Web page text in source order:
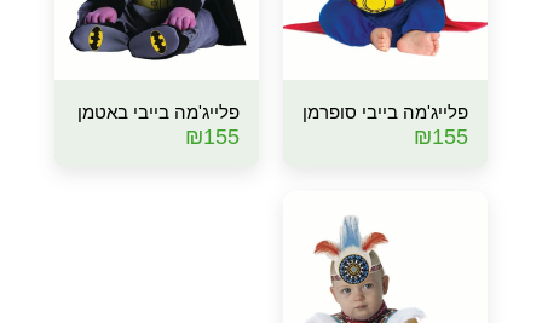
פלייג'מה בייבי סופרמן
₪155
פלייג'מה בייבי באטמן
₪155